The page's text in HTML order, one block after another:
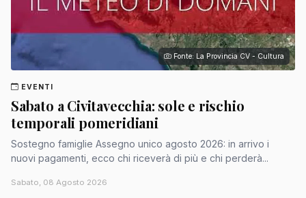
Fonte: La Provincia CV - Cultura
EVENTI
Sabato a Civitavecchia: sole e rischio
temporali pomeridiani
Sostegno famiglie Assegno unico agosto 2026: in arrivo i
nuovi pagamenti, ecco chi riceverà di più e chi perderà...
Sabato, 08 Agosto 2026